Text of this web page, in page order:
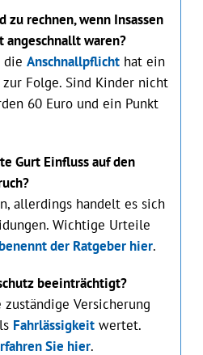
rechnen, wenn Insassen
waren?
die Anschnallpflichthat ein
Folge. Sind Kinder nicht
60 Euro und ein Punkt
Gurt Einfluss auf den
allerdings handelt es sich
Wichtige Urteile
benennt der Ratgeber hier.
beeinträchtigt?
zuständige Versicherung
Fahrlässigkeitwertet.
Sie hier.